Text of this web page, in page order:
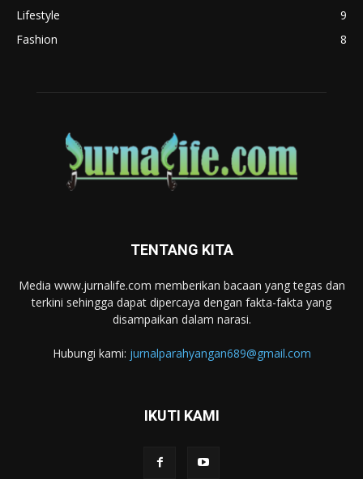
Lifestyle
9
Fashion
8
TENTANG KITA
Media www.jurnalife.com memberikan bacaan yang tegas dan
terkini sehingga dapat dipercaya dengan fakta-fakta yang
disampaikan dalam narasi.
Hubungi kami: jurnalparahyangan689@gmail.com
IKUTI KAMI